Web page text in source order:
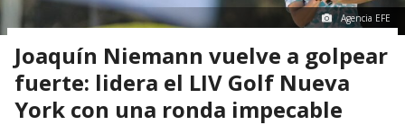
Agencia EFE
Joaquín Niemann vuelve a golpear
fuerte: lidera el LIV Golf Nueva
York con una ronda impecable